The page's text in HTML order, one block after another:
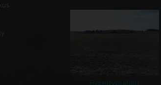
Berettyóújfalu